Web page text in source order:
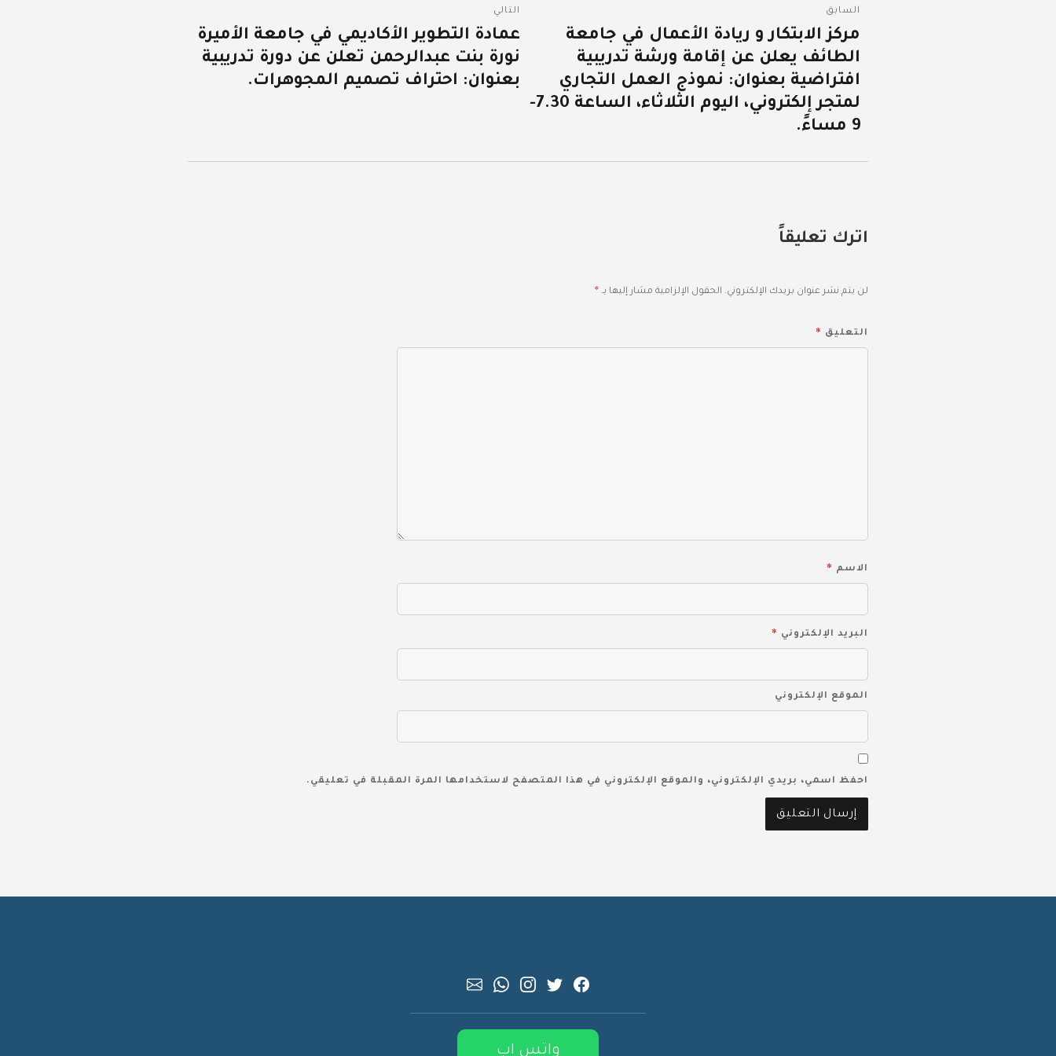
المقالات
السابق
المقالة
السابقة:
مركز الابتكار و ريادة الأعمال في جامعة
الطائف يعلن عن إقامة ورشة تدريبية
افتراضية بعنوان: نموذج العمل التجاري
لمتجر إلكتروني، اليوم الثلاثاء، الساعة 7.30-
9 مساءً.
التالي
المقالة
التالية:
عمادة التطوير الأكاديمي في جامعة الأميرة
نورة بنت عبدالرحمن تعلن عن دورة تدريبية
بعنوان: احتراف تصميم المجوهرات.
اترك تعليقاً
لن يتم نشر عنوان بريدك الإلكتروني. الحقول الإلزامية مشار إليها بـ *
التعليق *
الاسم *
البريد الإلكتروني *
الموقع الإلكتروني
احفظ اسمي، بريدي الإلكتروني، والموقع الإلكتروني في هذا المتصفح لاستخدامها المرة المقبلة في تعليقي.
واتس اب